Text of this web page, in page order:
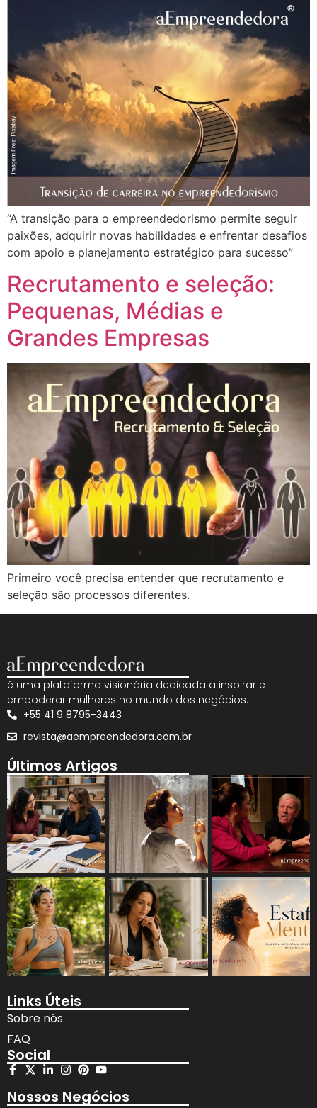
“A transição para o empreendedorismo permite seguir
paixões, adquirir novas habilidades e enfrentar desafios
com apoio e planejamento estratégico para sucesso”
Recrutamento e seleção:
Pequenas, Médias e
Grandes Empresas
Primeiro você precisa entender que recrutamento e
seleção são processos diferentes.
é uma plataforma visionária dedicada a inspirar e
empoderar mulheres no mundo dos negócios.
+55 41 9 8795-3443
revista@aempreendedora.com.br
Últimos Artigos
Links Úteis
Sobre nós
FAQ
Social
Nossos Negócios